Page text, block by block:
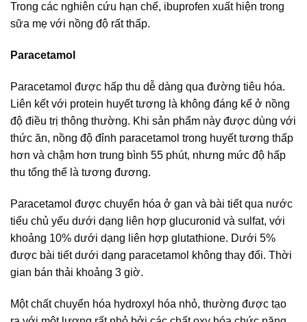
Trong các nghiên cứu hạn chế, ibuprofen xuất hiện trong
sữa mẹ với nồng độ rất thấp.
Paracetamol
Paracetamol được hấp thu dễ dàng qua đường tiêu hóa.
Liên kết với protein huyết tương là không đáng kể ở nồng
độ điều trị thông thường. Khi sản phẩm này được dùng với
thức ăn, nồng độ đỉnh paracetamol trong huyết tương thấp
hơn và chậm hơn trung bình 55 phút, nhưng mức độ hấp
thu tổng thể là tương đương.
Paracetamol được chuyển hóa ở gan và bài tiết qua nước
tiểu chủ yếu dưới dạng liên hợp glucuronid và sulfat, với
khoảng 10% dưới dạng liên hợp glutathione. Dưới 5%
được bài tiết dưới dạng paracetamol không thay đổi. Thời
gian bán thải khoảng 3 giờ.
Một chất chuyển hóa hydroxyl hóa nhỏ, thường được tạo